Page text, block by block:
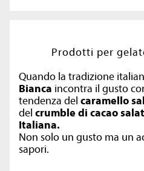
Prodotti per
Quando la tradizione
Bianca incontra il gusto
tendenza del caramello
del crumble di cacao
Italiana.
Non solo un gusto ma un
sapori.